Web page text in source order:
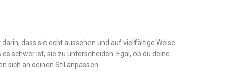
dass sie echt aussehen und auf vielfältige Weise
schwer ist, sie zu unterscheiden. Egal, ob du deine
sich an deinen Stil anpassen.